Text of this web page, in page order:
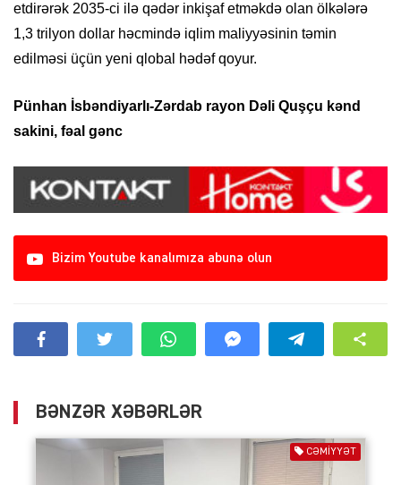
etdirərək 2035-ci ilə qədər inkişaf etməkdə olan ölkələrə
1,3 trilyon dollar həcmində iqlim maliyyəsinin təmin
edilməsi üçün yeni qlobal hədəf qoyur.
Pünhan İsbəndiyarlı-Zərdab rayon Dəli Quşçu kənd
sakini, fəal gənc
Bizim Youtube kanalımıza abunə olun
BƏNZƏR XƏBƏRLƏR
CƏMIYYƏT